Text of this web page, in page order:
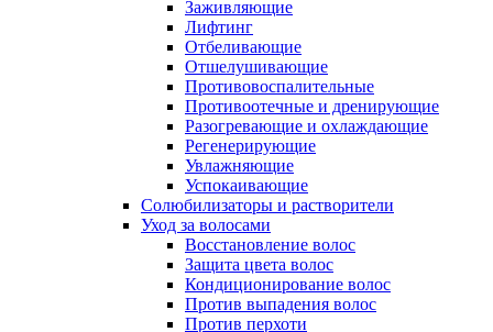
Заживляющие
Лифтинг
Отбеливающие
Отшелушивающие
Противовоспалительные
Противоотечные и дренирующие
Разогревающие и охлаждающие
Регенерирующие
Увлажняющие
Успокаивающие
Солюбилизаторы и растворители
Уход за волосами
Восстановление волос
Защита цвета волос
Кондиционирование волос
Против выпадения волос
Против перхоти